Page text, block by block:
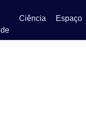
Ciência Espaço